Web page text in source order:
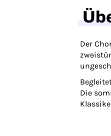
Der
Die